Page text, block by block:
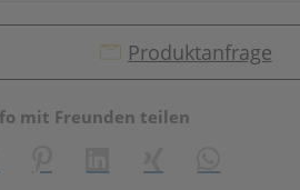
Produktanfrage
mit Freunden teilen